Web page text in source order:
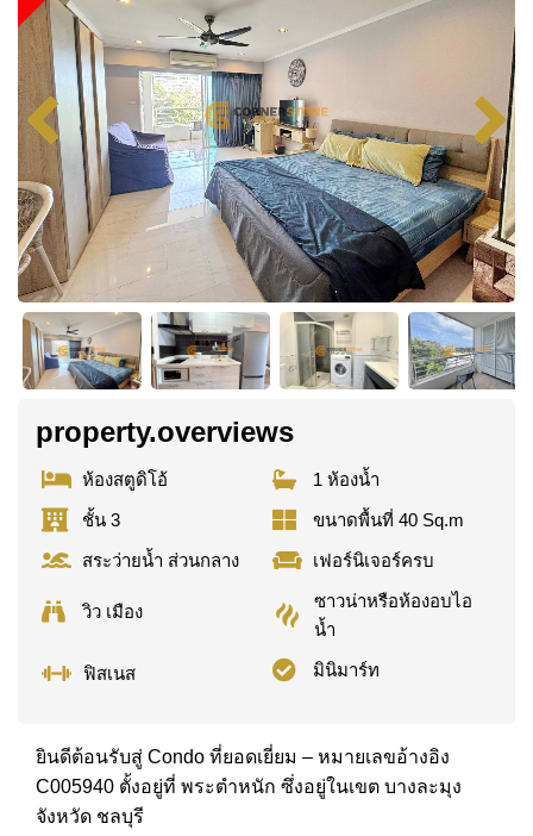
property.overviews
ห้องสตูดิโอ้
1 ห้องน้ำ
ชั้น 3
ขนาดพื้นที่ 40 Sq.m
สระว่ายน้ำ ส่วนกลาง
เฟอร์นิเจอร์ครบ
วิว เมือง
ซาวน่าหรือห้องอบไอ
น้ำ
ฟิสเนส มินิมาร์ท
ยินดีต้อนรับสู่ Condo ที่ยอดเยี่ยม – หมายเลขอ้างอิง
C005940 ตั้งอยู่ที่ พระตำหนัก ซึ่งอยู่ในเขต บางละมุง
จังหวัด ชลบุรี